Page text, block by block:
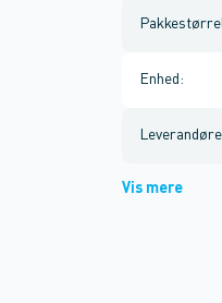
Enhed :
Vis mere